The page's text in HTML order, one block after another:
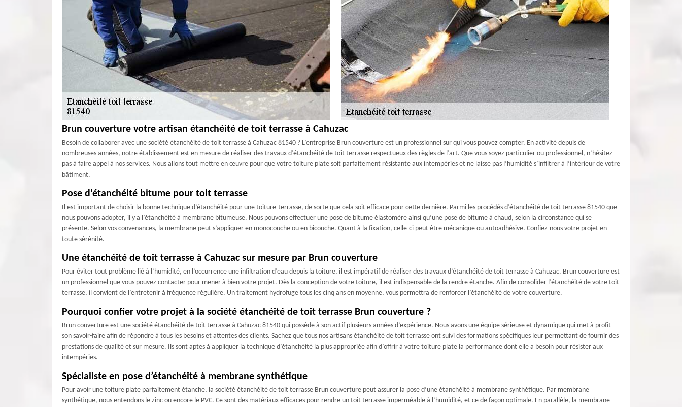
Brun couverture votre artisan étanchéité de toit terrasse à Cahuzac
Besoin de collaborer avec une société étanchéité de toit terrasse à Cahuzac 81540 ? L’entreprise Brun couverture est un professionnel sur qui vous pouvez compter. En activité depuis de
nombreuses années, notre établissement est en mesure de réaliser des travaux d’étanchéité de toit terrasse respectueux des règles de l’art. Que vous soyez particulier ou professionnel, n’hésitez
pas à faire appel à nos services. Nous allons tout mettre en œuvre pour que votre toiture plate soit parfaitement résistante aux intempéries et ne laisse pas l’humidité s’infiltrer à l’intérieur de votre
bâtiment.
Pose d’étanchéité bitume pour toit terrasse
Il est important de choisir la bonne technique d’étanchéité pour une toiture-terrasse, de sorte que cela soit efficace pour cette dernière. Parmi les procédés d’étanchéité de toit terrasse 81540 que
nous pouvons adopter, il y a l’étanchéité à membrane bitumeuse. Nous pouvons effectuer une pose de bitume élastomère ainsi qu’une pose de bitume à chaud, selon la circonstance qui se
présente. Selon vos convenances, la membrane peut s’appliquer en monocouche ou en bicouche. Quant à la fixation, celle-ci peut être mécanique ou autoadhésive. Confiez-nous votre projet en
toute sérénité.
Une étanchéité de toit terrasse à Cahuzac sur mesure par Brun couverture
Pour éviter tout problème lié à l’humidité, en l’occurrence une infiltration d’eau depuis la toiture, il est impératif de réaliser des travaux d’étanchéité de toit terrasse à Cahuzac. Brun couverture est
un professionnel que vous pouvez contacter pour mener à bien votre projet. Dès la conception de votre toiture, il est indispensable de la rendre étanche. Afin de consolider l’étanchéité de votre toit
terrasse, il convient de l’entretenir à fréquence régulière. Un traitement hydrofuge tous les cinq ans en moyenne, vous permettra de renforcer l’étanchéité de votre couverture.
Pourquoi confier votre projet à la société étanchéité de toit terrasse Brun couverture ?
Brun couverture est une société étanchéité de toit terrasse à Cahuzac 81540 qui possède à son actif plusieurs années d’expérience. Nous avons une équipe sérieuse et dynamique qui met à profit
son savoir-faire afin de répondre à tous les besoins et attentes des clients. Sachez que tous nos artisans étanchéité de toit terrasse ont suivi des formations spécifiques leur permettant de fournir des
prestations de qualité et sur mesure. Ils sont aptes à appliquer la technique d’étanchéité la plus appropriée afin d’offrir à votre toiture plate la performance dont elle a besoin pour résister aux
intempéries.
Spécialiste en pose d’étanchéité à membrane synthétique
Pour avoir une toiture plate parfaitement étanche, la société étanchéité de toit terrasse Brun couverture peut assurer la pose d’une étanchéité à membrane synthétique. Par membrane
synthétique, nous entendons le zinc ou encore le PVC. Ce sont des matériaux efficaces pour rendre un toit terrasse imperméable à l’humidité, et ce de façon optimale. En parallèle, la membrane